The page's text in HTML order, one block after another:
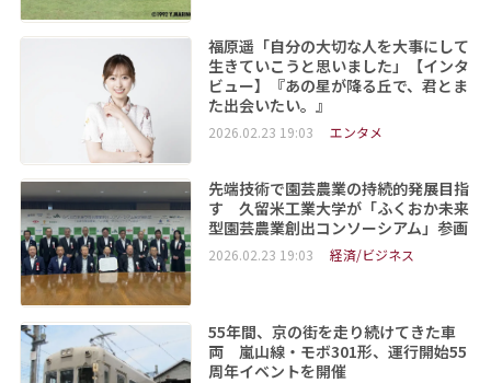
福原遥「自分の大切な人を大事にして
生きていこうと思いました」【インタ
ビュー】『あの星が降る丘で、君とま
た出会いたい。』
2026.02.23 19:03 エンタメ
先端技術で園芸農業の持続的発展目指
す 久留米工業大学が「ふくおか未来
型園芸農業創出コンソーシアム」参画
2026.02.23 19:03 経済/ビジネス
55年間、京の街を走り続けてきた車
両 嵐山線・モボ301形、運行開始55
周年イベントを開催